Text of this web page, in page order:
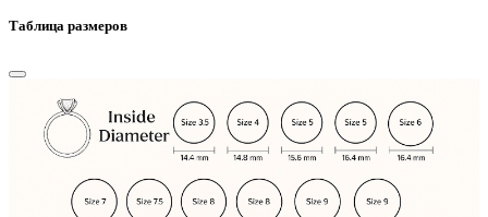
Таблица размеров